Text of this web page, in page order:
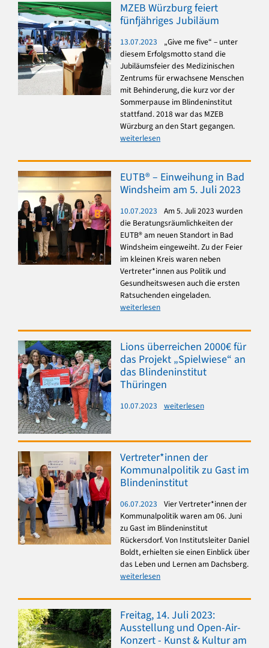
MZEB Würzburg feiert
fünfjähriges Jubiläum
13.07.2023
„Give me five“ – unter
diesem Erfolgsmotto stand die
Jubiläumsfeier des Medizinischen
Zentrums für erwachsene Menschen
mit Behinderung, die kurz vor der
Sommerpause im Blindeninstitut
stattfand. 2018 war das MZEB
Würzburg an den Start gegangen.
weiterlesen
EUTB® – Einweihung in Bad
Windsheim am 5. Juli 2023
10.07.2023
Am 5. Juli 2023 wurden
die Beratungsräumlichkeiten der
EUTB® am neuen Standort in Bad
Windsheim eingeweiht. Zu der Feier
im kleinen Kreis waren neben
Vertreter*innen aus Politik und
Gesundheitswesen auch die ersten
Ratsuchenden eingeladen.
weiterlesen
Lions überreichen 2000€ für
das Projekt „Spielwiese“ an
das Blindeninstitut
Thüringen
10.07.2023 weiterlesen
Vertreter*innen der
Kommunalpolitik zu Gast im
Blindeninstitut
06.07.2023
Vier Vertreter*innen der
Kommunalpolitik waren am 06. Juni
zu Gast im Blindeninstitut
Rückersdorf. Von Institutsleiter Daniel
Boldt, erhielten sie einen Einblick über
das Leben und Lernen am Dachsberg.
weiterlesen
Freitag, 14. Juli 2023:
Ausstellung und Open-Air-
Konzert - Kunst & Kultur am